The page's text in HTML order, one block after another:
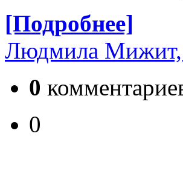
[Подробнее]
Людмила
0
0